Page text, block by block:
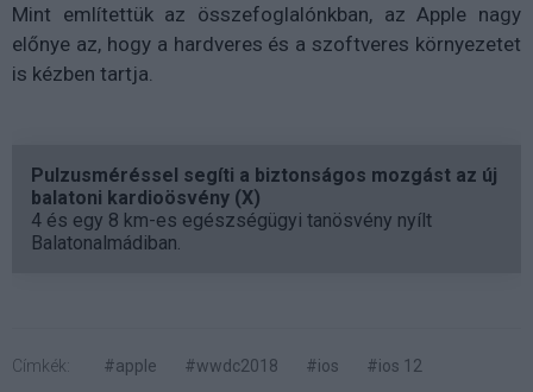
Mint említettük az összefoglalónkban, az Apple nagy
előnye az, hogy a hardveres és a szoftveres környezetet
is kézben tartja.
Pulzusméréssel segíti a biztonságos mozgást az új
balatoni kardioösvény (X)
4 és egy 8 km-es egészségügyi tanösvény nyílt
Balatonalmádiban.
Címkék: #apple #wwdc2018 #ios
#ios 12